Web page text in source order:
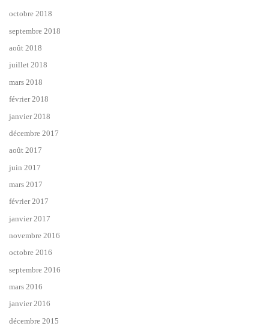
octobre 2018
septembre 2018
août 2018
juillet 2018
mars 2018
février 2018
janvier 2018
décembre 2017
août 2017
juin 2017
mars 2017
février 2017
janvier 2017
novembre 2016
octobre 2016
septembre 2016
mars 2016
janvier 2016
décembre 2015